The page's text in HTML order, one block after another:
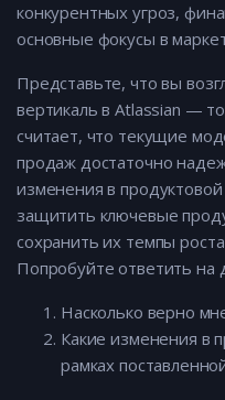
конкурентных угроз,
основные фокусы в
Представьте, что вы
вертикаль в Atlassian —
считает, что текущие
продаж достаточно
изменения в
защитить ключевые
сохранить их темпы
Попробуйте ответить на
Насколько верно
Какие изменения в
рамках